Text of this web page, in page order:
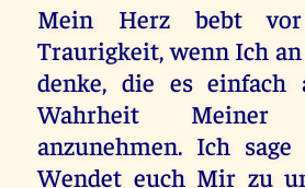
Mein Herz bebt
Traurigkeit, wenn Ich
denke, die es einfach
Wahrheit Meiner
anzunehmen. Ich
Wendet euch Mir zu